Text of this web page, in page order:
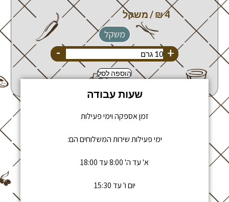
משקל
+
-
הוספה לסל
שעות עבודה
זמן אספקה וימי פעילות
ימי פעילות שירות המשלוחים הם:
א' עד ה' 8:00 עד 18:00
יום ו' עד 15:30